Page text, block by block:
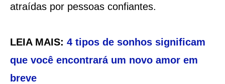
atraídas por pessoas confiantes.
LEIA MAIS: 4 tipos de sonhos significam
que você encontrará um novo amor em
breve